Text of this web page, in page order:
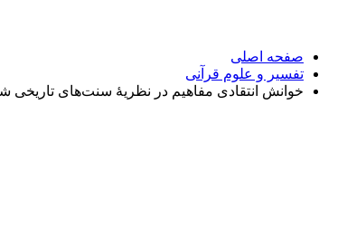
صفحه اصلی
تفسیر و علوم قرآنی
خوانش‌ انتقادی مفاهیم در نظریۀ‌ سنت‌‌های